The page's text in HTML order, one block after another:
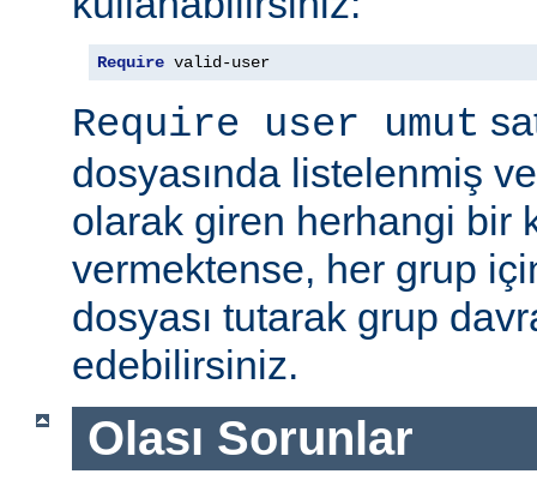
Require valid-user
Require user umut
dosyasında listelenmiş
olarak giren herhangi bir
vermektense, her grup
dosyası tutarak grup
edebilirsiniz.
Olası Sorunlar